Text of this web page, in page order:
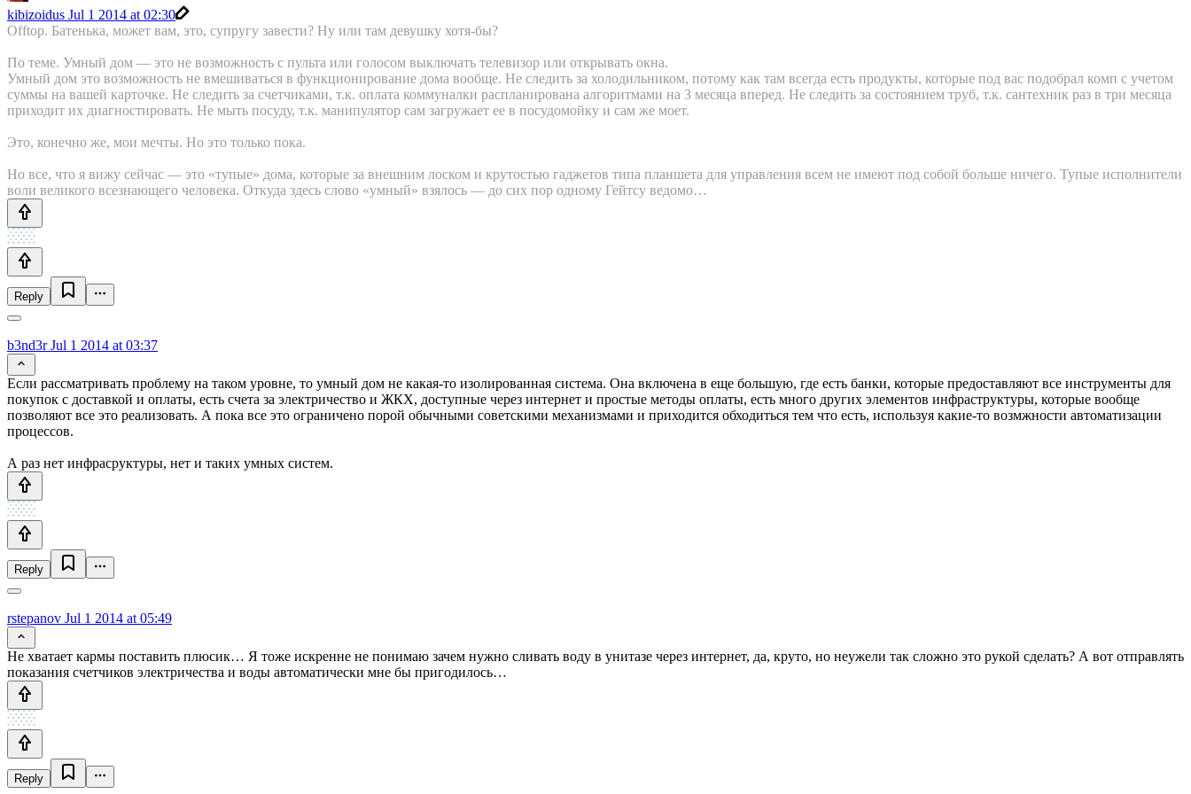
kibizoidus Jul 1 2014 at 02:30
Offtop. Батенька, может вам, это, супругу завести? Ну или там девушку хотя-бы?
По теме. Умный дом — это не возможность с пульта или голосом выключать телевизор или открывать окна.
Умный дом это возможность не вмешиваться в функционирование дома вообще. Не следить за холодильником, потому как там всегда есть продукты, которые под вас подобрал комп с учетом
суммы на вашей карточке. Не следить за счетчиками, т.к. оплата коммуналки распланирована алгоритмами на 3 месяца вперед. Не следить за состоянием труб, т.к. сантехник раз в три месяца
приходит их диагностировать. Не мыть посуду, т.к. манипулятор сам загружает ее в посудомойку и сам же моет.
Это, конечно же, мои мечты. Но это только пока.
Но все, что я вижу сейчас — это «тупые» дома, которые за внешним лоском и крутостью гаджетов типа планшета для управления всем не имеют под собой больше ничего. Тупые исполнители
воли великого всезнающего человека. Откуда здесь слово «умный» взялось — до сих пор одному Гейтсу ведомо…
Reply
b3nd3rJul 1 2014 at 03:37
Если рассматривать проблему на таком уровне, то умный дом не какая-то изолированная система. Она включена в еще большую, где есть банки, которые предоставляют все инструменты для
покупок с доставкой и оплаты, есть счета за электричество и ЖКХ, доступные через интернет и простые методы оплаты, есть много других элементов инфраструктуры, которые вообще
позволяют все это реализовать. А пока все это ограничено порой обычными советскими механизмами и приходится обходиться тем что есть, используя какие-то возмжности автоматизации
процессов.
А раз нет инфрасруктуры, нет и таких умных систем.
Reply
rstepanov Jul 1 2014 at 05:49
Не хватает кармы поставить плюсик… Я тоже искренне не понимаю зачем нужно сливать воду в унитазе через интернет, да, круто, но неужели так сложно это рукой сделать? А вот отправлять
показания счетчиков электричества и воды автоматически мне бы пригодилось…
Reply